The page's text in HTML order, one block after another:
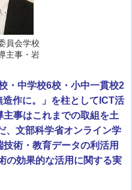
員会学校
主事・岩
・中学校6校・小中一貫校2
作に。」を柱としてICT活
事はこれまでの取組を土
、文部科学省オンライン学
術・教育データの利活用
の効果的な活用に関する実